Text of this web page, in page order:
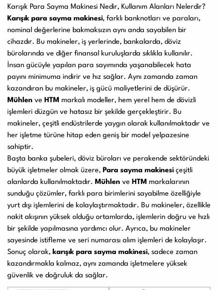
Karışık Para Sayma Makinesi Nedir, Kullanım Alanları Nelerdir?
Karışık para sayma makinesi, farklı banknotları ve paraları,
nominal değerlerine bakmaksızın aynı anda sayabilen bir
cihazdır. Bu makineler, iş yerlerinde, bankalarda, döviz
bürolarında ve diğer finansal kuruluşlarda sıklıkla kullanılır.
İnsan gücüyle yapılan para sayımında yaşanabilecek hata
payını minimuma indirir ve hız sağlar. Aynı zamanda zaman
kazandıran bu makineler, iş gücü maliyetlerini de düşürür.
Mühlen ve HTM markalı modeller, hem yerel hem de dövizli
işlemleri düzgün ve hatasız bir şekilde gerçekleştirir. Bu
makineler, çeşitli endüstrilerde yaygın olarak kullanılmaktadır ve
her işletme türüne hitap eden geniş bir model yelpazesine
sahiptir.
Başta banka şubeleri, döviz büroları ve perakende sektöründeki
büyük işletmeler olmak üzere, Para sayma makinesi çeşitli
alanlarda kullanılmaktadır. Mühlen ve HTM markalarının
sunduğu çözümler, farklı para birimlerini sayabilme özelliğiyle
yurt dışı işlemlerini de kolaylaştırmaktadır. Bu makineler, özellikle
nakit akışının yüksek olduğu ortamlarda, işlemlerin doğru ve hızlı
bir şekilde yapılmasına yardımcı olur. Ayrıca, bu makineler
sayesinde istifleme ve seri numarası alım işlemleri de kolaylaşır.
Sonuç olarak, karışık para sayma makinesi, sadece zaman
kazandırmakla kalmaz, aynı zamanda işletmelere yüksek
güvenlik ve doğruluk da sağlar.